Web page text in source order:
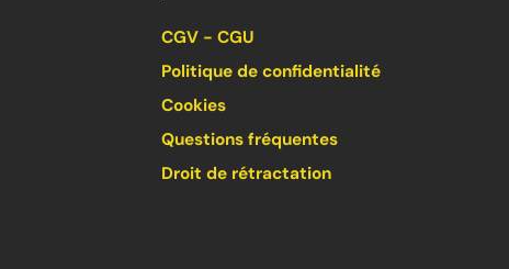
CGV - CGU
Politique de confidentialité
Cookies
Questions fréquentes
Droit de rétractation